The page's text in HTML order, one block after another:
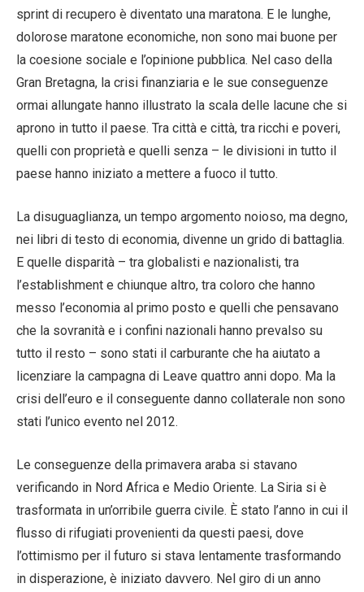
sprint di recupero è diventato una maratona. E le lunghe,
dolorose maratone economiche, non sono mai buone per
la coesione sociale e l’opinione pubblica. Nel caso della
Gran Bretagna, la crisi finanziaria e le sue conseguenze
ormai allungate hanno illustrato la scala delle lacune che si
aprono in tutto il paese. Tra città e città, tra ricchi e poveri,
quelli con proprietà e quelli senza – le divisioni in tutto il
paese hanno iniziato a mettere a fuoco il tutto.
La disuguaglianza, un tempo argomento noioso, ma degno,
nei libri di testo di economia, divenne un grido di battaglia.
E quelle disparità – tra globalisti e nazionalisti, tra
l’establishment e chiunque altro, tra coloro che hanno
messo l’economia al primo posto e quelli che pensavano
che la sovranità e i confini nazionali hanno prevalso su
tutto il resto – sono stati il ​​carburante che ha aiutato a
licenziare la campagna di Leave quattro anni dopo. Ma la
crisi dell’euro e il conseguente danno collaterale non sono
stati l’unico evento nel 2012.
Le conseguenze della primavera araba si stavano
verificando in Nord Africa e Medio Oriente. La Siria si è
trasformata in un’orribile guerra civile. È stato l’anno in cui il
flusso di rifugiati provenienti da questi paesi, dove
l’ottimismo per il futuro si stava lentamente trasformando
in disperazione, è iniziato davvero. Nel giro di un anno